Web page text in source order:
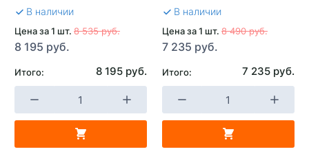
В наличии
Цена за 1 шт. 8 535 руб.
8 195 руб.
Итого: 8 195 руб.
В наличии
Цена за 1 шт. 8 490 руб.
7 235 руб.
Итого: 7 235 руб.